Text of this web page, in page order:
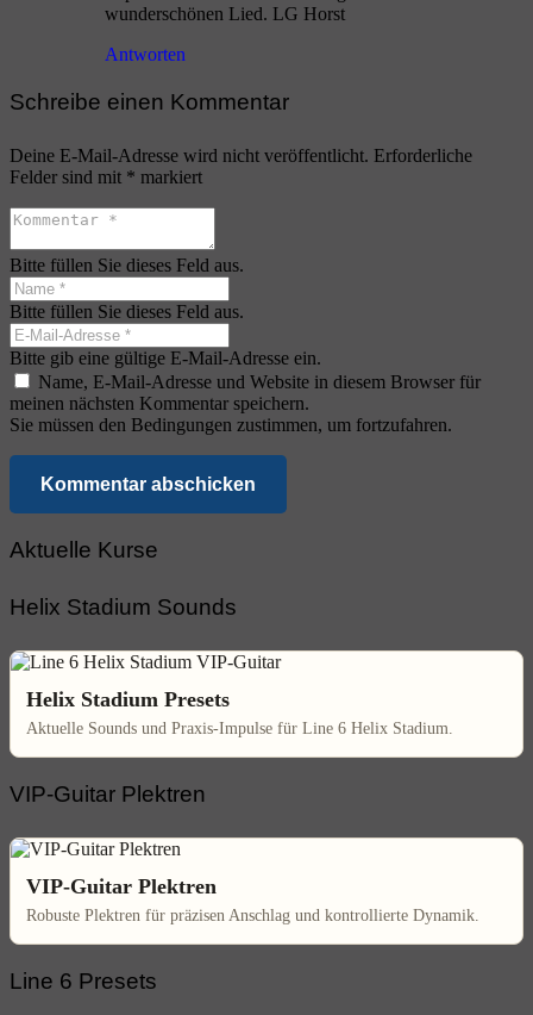
wunderschönen Lied. LG Horst
Antworten
Schreibe einen Kommentar
Deine E-Mail-Adresse wird nicht veröffentlicht. Erforderliche
Felder sind mit * markiert
Bitte füllen Sie dieses Feld aus.
Bitte füllen Sie dieses Feld aus.
Bitte gib eine gültige E-Mail-Adresse ein.
Name, E-Mail-Adresse und Website in diesem Browser für
meinen nächsten Kommentar speichern.
Sie müssen den Bedingungen zustimmen, um fortzufahren.
Kommentar abschicken
Aktuelle Kurse
Helix Stadium Sounds
Helix Stadium Presets
Aktuelle Sounds und Praxis-Impulse für Line 6 Helix Stadium.
VIP-Guitar Plektren
VIP-Guitar Plektren
Robuste Plektren für präzisen Anschlag und kontrollierte Dynamik.
Line 6 Presets